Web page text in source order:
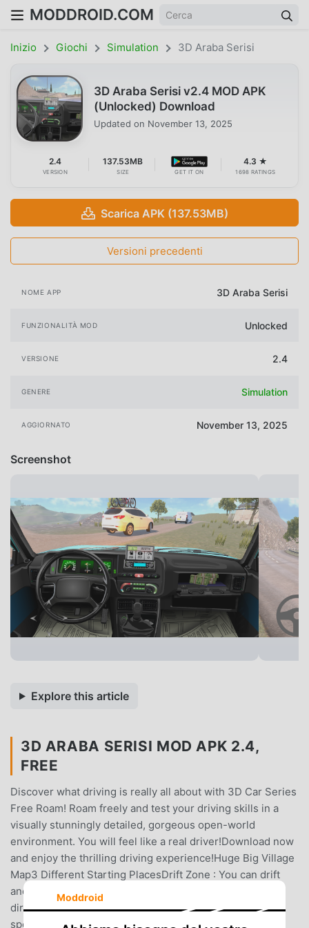
MODDROID.COM
Inizio Giochi Simulation 3D Araba Serisi
3D Araba Serisi v2.4 MOD APK
(Unlocked) Download
Updated on November 13, 2025
2.4
VERSION
137.53MB
SIZE GET IT ON
4.3 ★
1698 RATINGS
Scarica APK (137.53MB)
Versioni precedenti
NOME APP 3D Araba Serisi
FUNZIONALITÀ MOD Unlocked
VERSIONE 2.4
GENERE Simulation
AGGIORNATO November 13, 2025
Screenshot
Explore this article
3D ARABA SERISI MOD APK 2.4,
FREE
Discover what driving is really all about with 3D Car Series
Free Roam! Roam freely and test your driving skills in a
visually stunningly detailed, gorgeous open-world
environment. You will feel like a real driver!Download now
and enjoy the thrilling driving experience!Huge Big Village
Map3 Different Starting PlacesDrift Zone : You can drift
and slide with your vehicleHighway Zone: You can go
directly to the highway and try to go to the last
speedsVillage Area : You will feel yourself in the village-
Moddroid